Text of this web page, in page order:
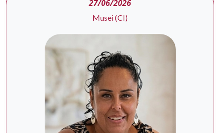
27/06/2026
Musei (CI)